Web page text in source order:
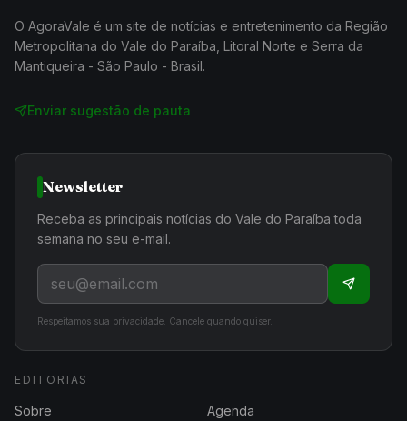
O AgoraVale é um site de notícias e entretenimento da Região
Metropolitana do Vale do Paraíba, Litoral Norte e Serra da
Mantiqueira - São Paulo - Brasil.
Enviar sugestão de pauta
Newsletter
Receba as principais notícias do Vale do Paraíba toda
semana no seu e-mail.
Respeitamos sua privacidade. Cancele quando quiser.
EDITORIAS
Sobre Agenda